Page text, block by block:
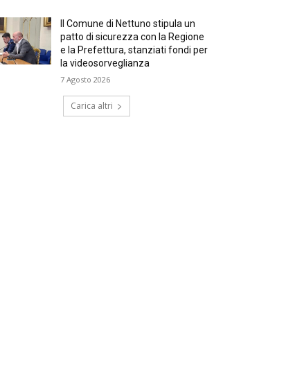
Il Comune di Nettuno stipula un
patto di sicurezza con la Regione
e la Prefettura, stanziati fondi per
la videosorveglianza
7 Agosto 2026
Carica altri